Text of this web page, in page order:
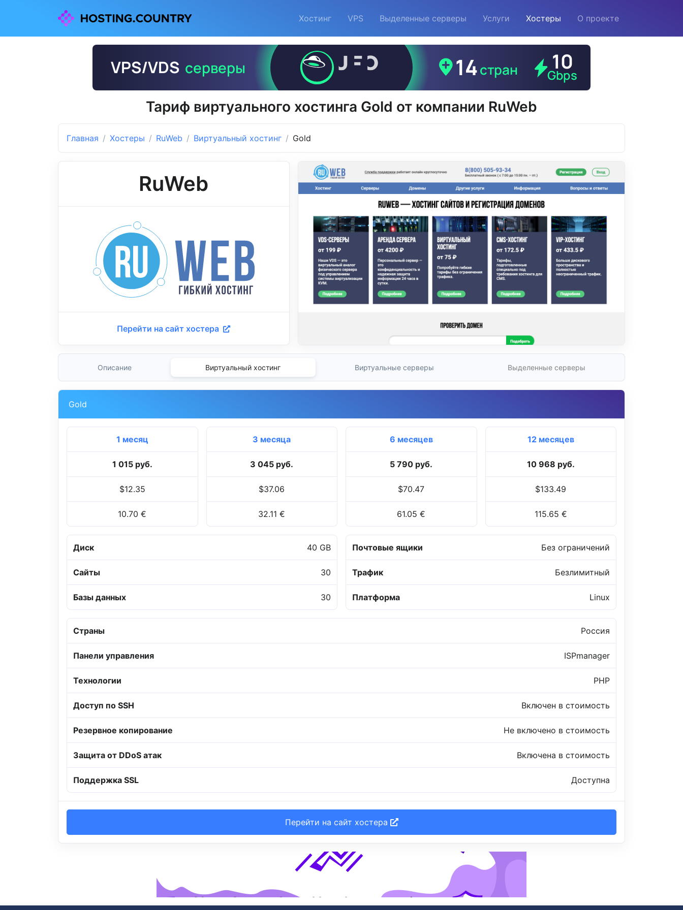
Хостинг VPS Выделенные серверы Услуги Хостеры О проекте
Тариф виртуального хостинга Gold от компании RuWeb
Главная Хостеры RuWeb Виртуальный хостинг Gold
RuWeb
Перейти на сайт хостера
Описание Виртуальный хостинг Виртуальные серверы Выделенные серверы
Gold
1 месяц
1 015 руб.
$12.35
10.70 €
3 месяца
3 045 руб.
$37.06
32.11 €
6 месяцев
5 790 руб.
$70.47
61.05 €
12 месяцев
10 968 руб.
$133.49
115.65 €
Диск 40 GB
Сайты 30
Базы данных 30
Почтовые ящики Без ограничений
Трафик Безлимитный
Платформа Linux
Страны Россия
Панели управления ISPmanager
Технологии PHP
Доступ по SSH Включен в стоимость
Резервное копирование Не включено в стоимость
Защита от DDoS атак Включена в стоимость
Поддержка SSL Доступна
Перейти на сайт хостера